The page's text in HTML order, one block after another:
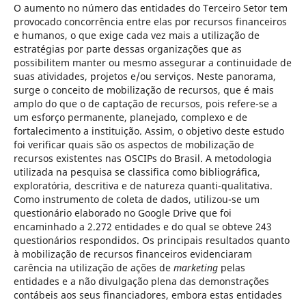
O aumento no número das entidades do Terceiro Setor tem
provocado concorrência entre elas por recursos financeiros
e humanos, o que exige cada vez mais a utilização de
estratégias por parte dessas organizações que as
possibilitem manter ou mesmo assegurar a continuidade de
suas atividades, projetos e/ou serviços. Neste panorama,
surge o conceito de mobilização de recursos, que é mais
amplo do que o de captação de recursos, pois refere-se a
um esforço permanente, planejado, complexo e de
fortalecimento a instituição. Assim, o objetivo deste estudo
foi verificar quais são os aspectos de mobilização de
recursos existentes nas OSCIPs do Brasil. A metodologia
utilizada na pesquisa se classifica como bibliográfica,
exploratória, descritiva e de natureza quanti-qualitativa.
Como instrumento de coleta de dados, utilizou-se um
questionário elaborado no Google Drive que foi
encaminhado a 2.272 entidades e do qual se obteve 243
questionários respondidos. Os principais resultados quanto
à mobilização de recursos financeiros evidenciaram
carência na utilização de ações de marketingpelas
entidades e a não divulgação plena das demonstrações
contábeis aos seus financiadores, embora estas entidades